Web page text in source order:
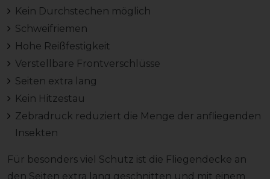
Kein Durchstechen möglich
Schweifriemen
Hohe Reißfestigkeit
Verstellbare Frontverschlüsse
Seiten extra lang
Kein Hitzestau
Zebradruck reduziert die Menge der anfliegenden
Insekten
Für besonders viel Schutz ist die Fliegendecke an
den Seiten extra lang geschnitten und mit einem